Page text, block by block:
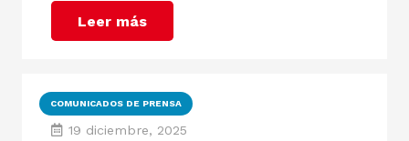
Leer más
COMUNICADOS DE PRENSA
19 diciembre, 2025